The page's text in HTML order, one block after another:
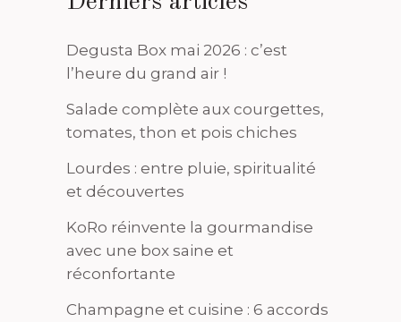
Degusta Box mai 2026 : c’est
l’heure du grand air !
Salade complète aux courgettes,
tomates, thon et pois chiches
Lourdes : entre pluie, spiritualité
et découvertes
KoRo réinvente la gourmandise
avec une box saine et
réconfortante
Champagne et cuisine : 6 accords